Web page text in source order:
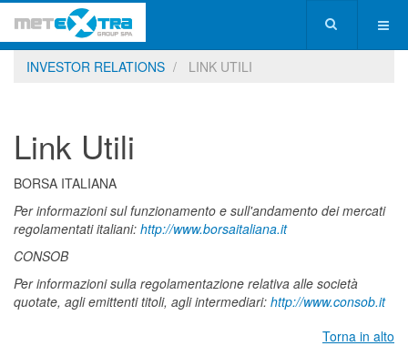
INVESTOR RELATIONS LINK UTILI
Link Utili
BORSA ITALIANA
Per informazioni sul funzionamento e sull'andamento dei mercati
regolamentati italiani: http://www.borsaitaliana.it
CONSOB
Per informazioni sulla regolamentazione relativa alle società
quotate, agli emittenti titoli, agli intermediari: http://www.consob.it
Torna in alto